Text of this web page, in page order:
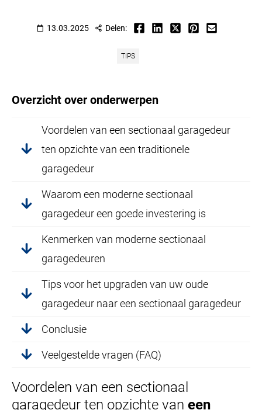
13.03.2025 Delen:
TIPS
Overzicht over onderwerpen
Voordelen van een sectionaal garagedeur
ten opzichte van een traditionele
garagedeur
Waarom een moderne sectionaal
garagedeur een goede investering is
Kenmerken van moderne sectionaal
garagedeuren
Tips voor het upgraden van uw oude
garagedeur naar een sectionaal garagedeur
Conclusie
Veelgestelde vragen (FAQ)
Voordelen van een sectionaal
garagedeur ten opzichte vaneen